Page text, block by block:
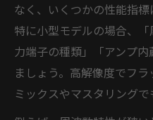
なく、いくつかの性能指標
特に小型モデルの場合、
力端子の種類」「アンプ
ましょう。高解像度でフラ
ミックスやマスタリングで